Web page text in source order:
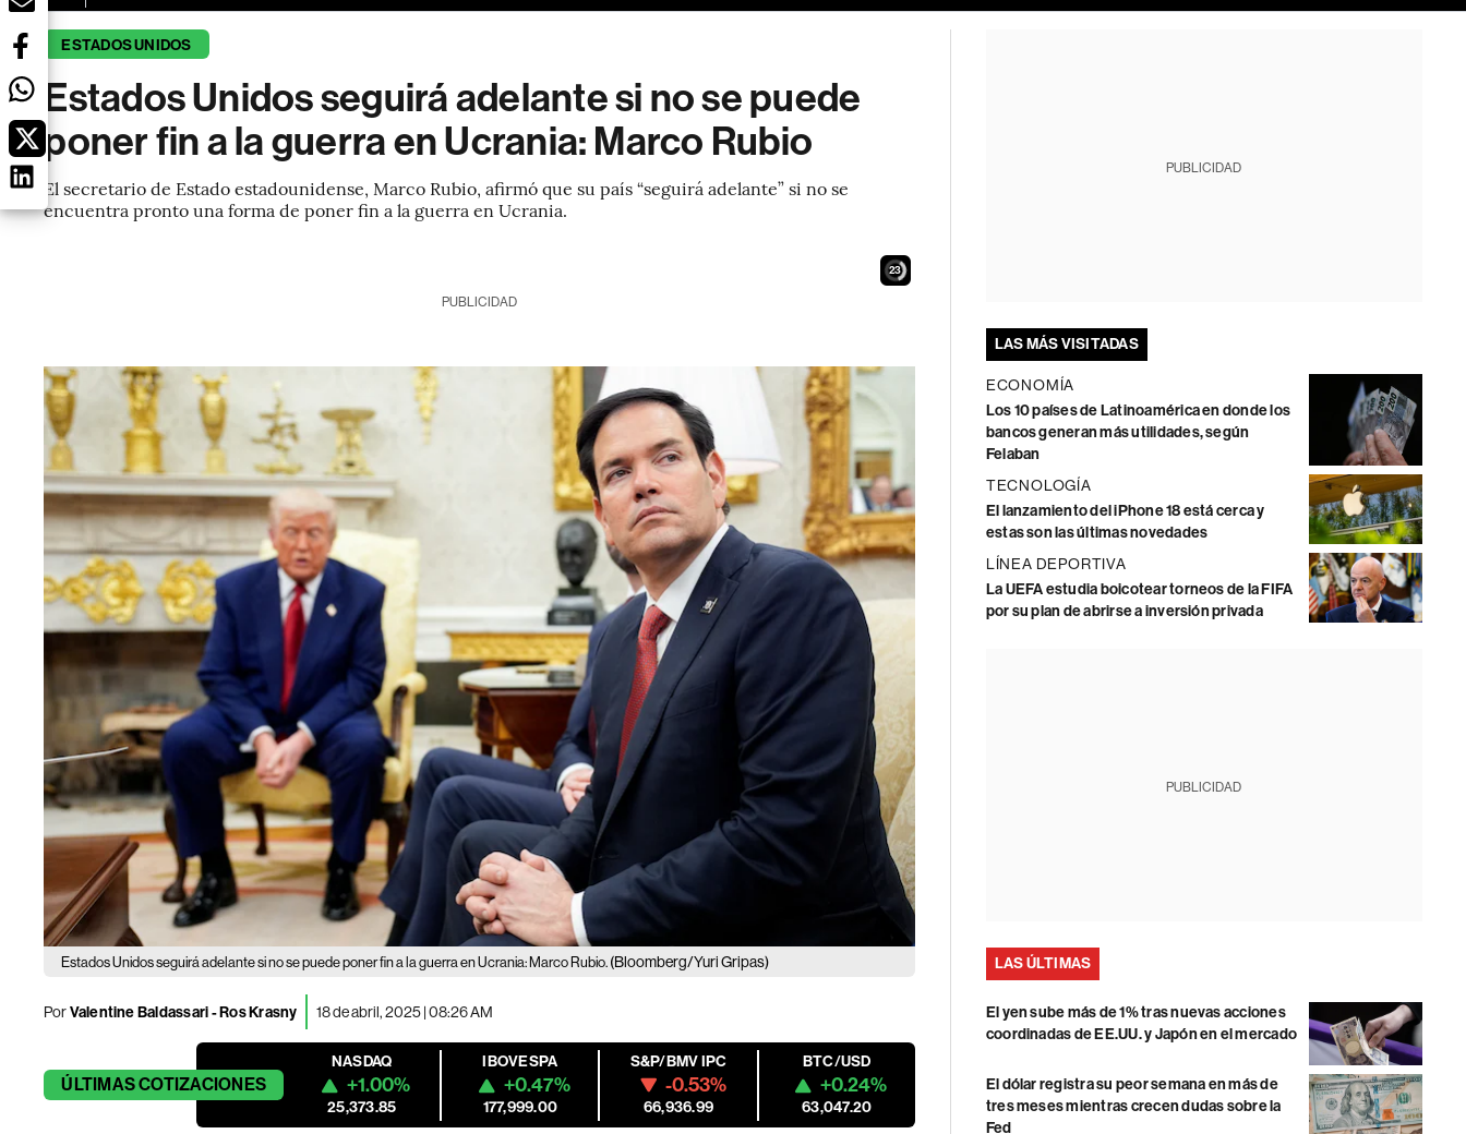
ESTADOS UNIDOS
Estados Unidos seguirá adelante si no se puede
poner fin a la guerra en Ucrania: Marco Rubio
El secretario de Estado estadounidense, Marco Rubio, afirmó que su país “seguirá adelante” si no se
encuentra pronto una forma de poner fin a la guerra en Ucrania.
22
PUBLICIDAD
Estados Unidos seguirá adelante si no se puede poner fin a la guerra en Ucrania: Marco Rubio. (Bloomberg/Yuri Gripas)
PorValentine Baldassari - Ros Krasny 18 de abril, 2025 | 08:26 AM
ÚLTIMASCOTIZACIONES
NASDAQ
+1.00%
25,373.85
IBOVESPA
+0.47%
177,999.00
S&P/BMV IPC
-0.53%
66,936.99
BTC/USD
+0.24%
63,047.20
PUBLICIDAD
LAS MÁS VISITADAS
ECONOMÍA
Los 10 países de Latinoamérica en donde los
bancos generan más utilidades, según
Felaban
TECNOLOGÍA
El lanzamiento del iPhone 18 está cerca y
estas son las últimas novedades
LÍNEA DEPORTIVA
La UEFA estudia boicotear torneos de la FIFA
por su plan de abrirse a inversión privada
PUBLICIDAD
LAS ÚLTIMAS
El yen sube más de 1% tras nuevas acciones
coordinadas de EE.UU. y Japón en el mercado
El dólar registra su peor semana en más de
tres meses mientras crecen dudas sobre la
Fed